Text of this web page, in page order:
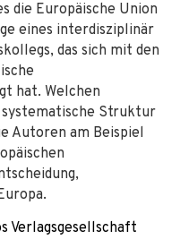
die Europäische Union
eines interdisziplinär
das sich mit den
hat. Welchen
Struktur
Autoren am Beispiel
Verlagsgesellschaft